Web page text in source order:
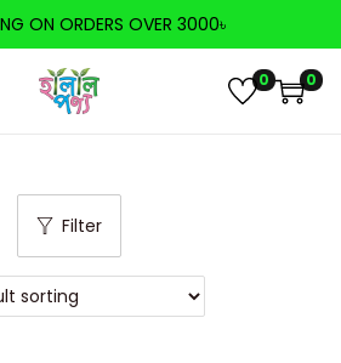
ON ORDERS OVER 3000৳
0 0
Filter